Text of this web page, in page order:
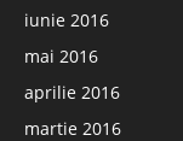
iunie 2016
mai 2016
aprilie 2016
martie 2016